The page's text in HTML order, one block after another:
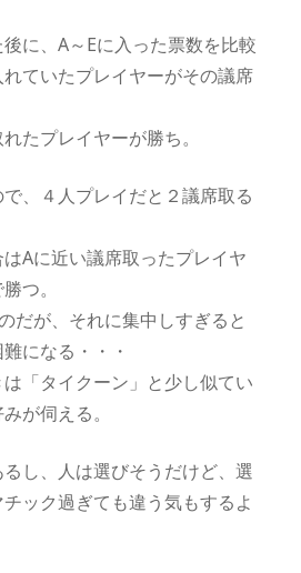
に、A～Eに入った票数を比較
ていたプレイヤーがその議席
たプレイヤーが勝ち。
、４人プレイだと２議席取る
Aに近い議席取ったプレイヤ
つ。
だが、それに集中しすぎると
になる・・・
「タイクーン」と少し似てい
が伺える。
し、人は選びそうだけど、選
ック過ぎても違う気もするよ